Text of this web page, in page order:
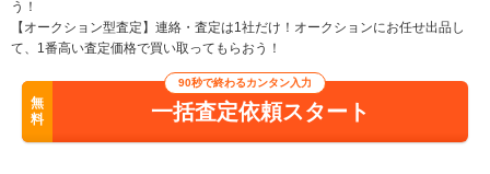
う！
【オークション型査定】連絡・査定は1社だけ！オークションにお任せ出品し
て、1番高い査定価格で買い取ってもらおう！
無
料
90秒で終わるカンタン入力
一括査定依頼スタート